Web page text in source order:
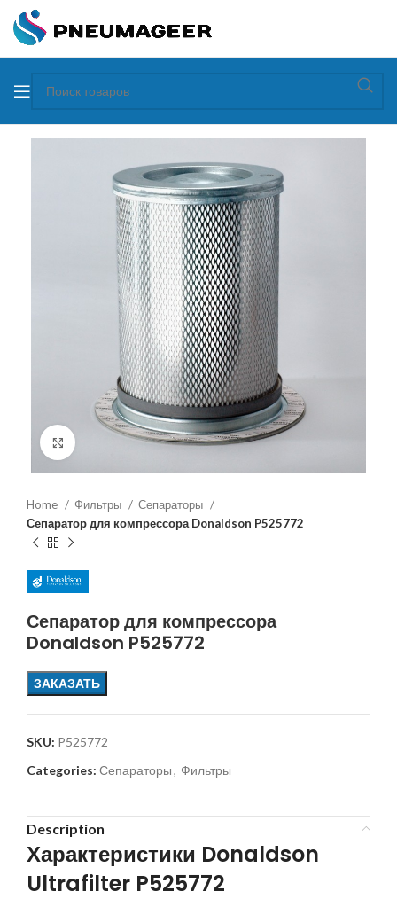
Увеличить
Home Фильтры
Сепараторы
Сепаратор для компрессора Donaldson P525772
Сепаратор для компрессора
Donaldson P525772
ЗАКАЗАТЬ
SKU: P525772
Categories: Сепараторы, Фильтры
Description
Характеристики Donaldson
Ultrafilter P525772